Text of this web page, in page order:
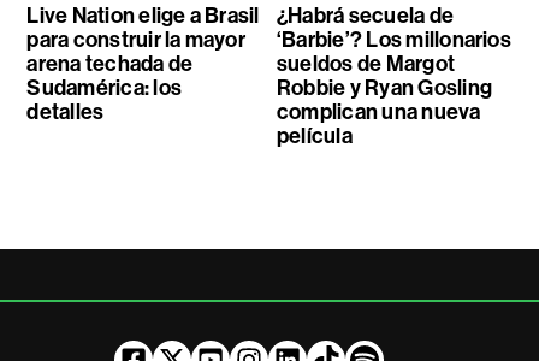
Live Nation elige a Brasil
para construir la mayor
arena techada de
Sudamérica: los
detalles
¿Habrá secuela de
‘Barbie’? Los millonarios
sueldos de Margot
Robbie y Ryan Gosling
complican una nueva
película